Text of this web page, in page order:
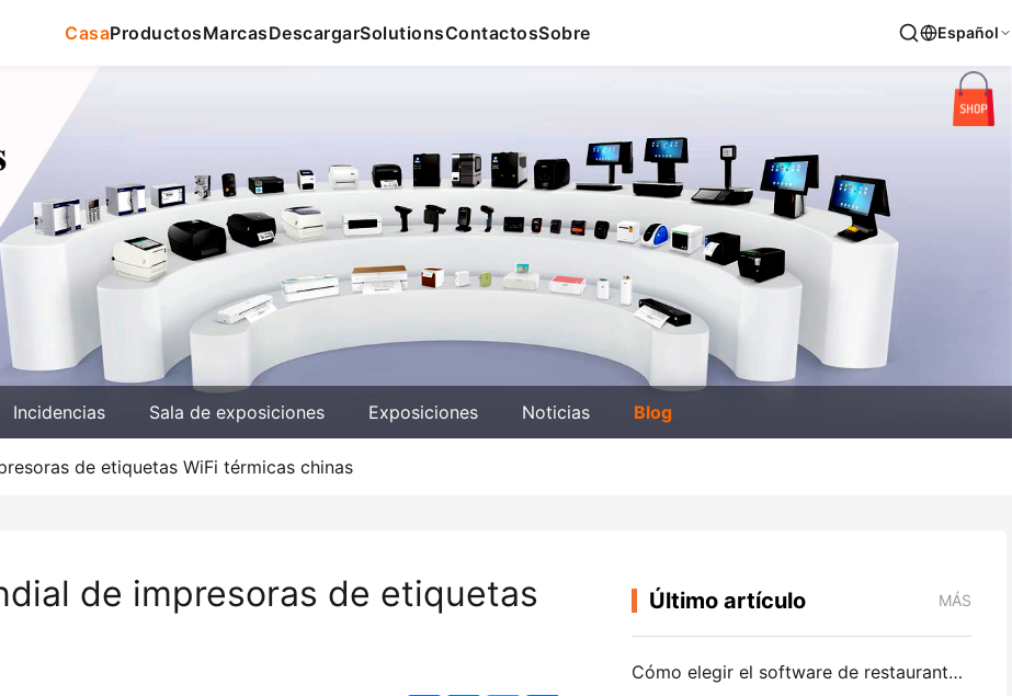
CasaProductosMarcasDescargarSolutionsContactosSobre Español
Incidencias Sala de exposiciones Exposiciones Noticias Blog
de etiquetas WiFi térmicas chinas
de impresoras de etiquetas
Último artículo MÁS
Cómo elegir el software de restaurante adecuado para su restaurante pequeño o mediano